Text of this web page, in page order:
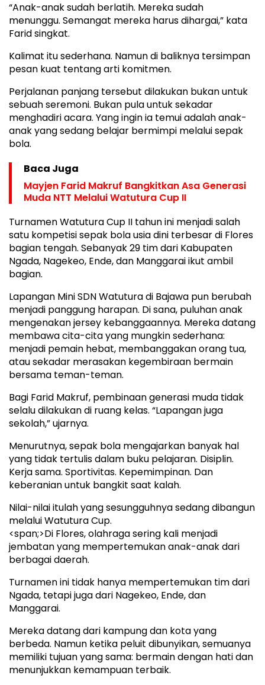
“Anak-anak sudah berlatih. Mereka sudah
menunggu. Semangat mereka harus dihargai,” kata
Farid singkat.
Kalimat itu sederhana. Namun di baliknya tersimpan
pesan kuat tentang arti komitmen.
Perjalanan panjang tersebut dilakukan bukan untuk
sebuah seremoni. Bukan pula untuk sekadar
menghadiri acara. Yang ingin ia temui adalah anak-
anak yang sedang belajar bermimpi melalui sepak
bola.
Baca Juga
Mayjen Farid Makruf Bangkitkan Asa Generasi
Muda NTT Melalui Watutura Cup II
Turnamen Watutura Cup II tahun ini menjadi salah
satu kompetisi sepak bola usia dini terbesar di Flores
bagian tengah. Sebanyak 29 tim dari Kabupaten
Ngada, Nagekeo, Ende, dan Manggarai ikut ambil
bagian.
Lapangan Mini SDN Watutura di Bajawa pun berubah
menjadi panggung harapan. Di sana, puluhan anak
mengenakan jersey kebanggaannya. Mereka datang
membawa cita-cita yang mungkin sederhana:
menjadi pemain hebat, membanggakan orang tua,
atau sekadar merasakan kegembiraan bermain
bersama teman-teman.
Bagi Farid Makruf, pembinaan generasi muda tidak
selalu dilakukan di ruang kelas. “Lapangan juga
sekolah,” ujarnya.
Menurutnya, sepak bola mengajarkan banyak hal
yang tidak tertulis dalam buku pelajaran. Disiplin.
Kerja sama. Sportivitas. Kepemimpinan. Dan
keberanian untuk bangkit saat kalah.
Nilai-nilai itulah yang sesungguhnya sedang dibangun
melalui Watutura Cup.
<span;>Di Flores, olahraga sering kali menjadi
jembatan yang mempertemukan anak-anak dari
berbagai daerah.
Turnamen ini tidak hanya mempertemukan tim dari
Ngada, tetapi juga dari Nagekeo, Ende, dan
Manggarai.
Mereka datang dari kampung dan kota yang
berbeda. Namun ketika peluit dibunyikan, semuanya
memiliki tujuan yang sama: bermain dengan hati dan
menunjukkan kemampuan terbaik.